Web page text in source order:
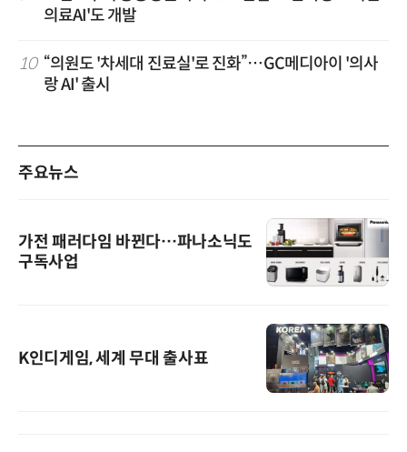
의료AI'도 개발
10 “의원도 '차세대 진료실'로 진화”…GC메디아이 '의사
랑 AI' 출시
주요뉴스
가전 패러다임 바뀐다…파나소닉도
구독사업
K인디게임, 세계 무대 출사표